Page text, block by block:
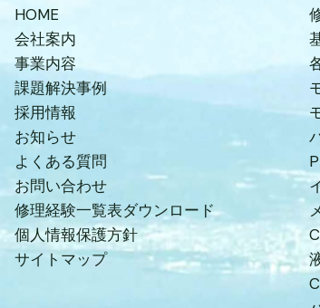
HOME
会社案内
事業内容
課題解決事例
採用情報
お知らせ
よくある質問
お問い合わせ
修理経験一覧表ダウンロード
個人情報保護方針
サイトマップ